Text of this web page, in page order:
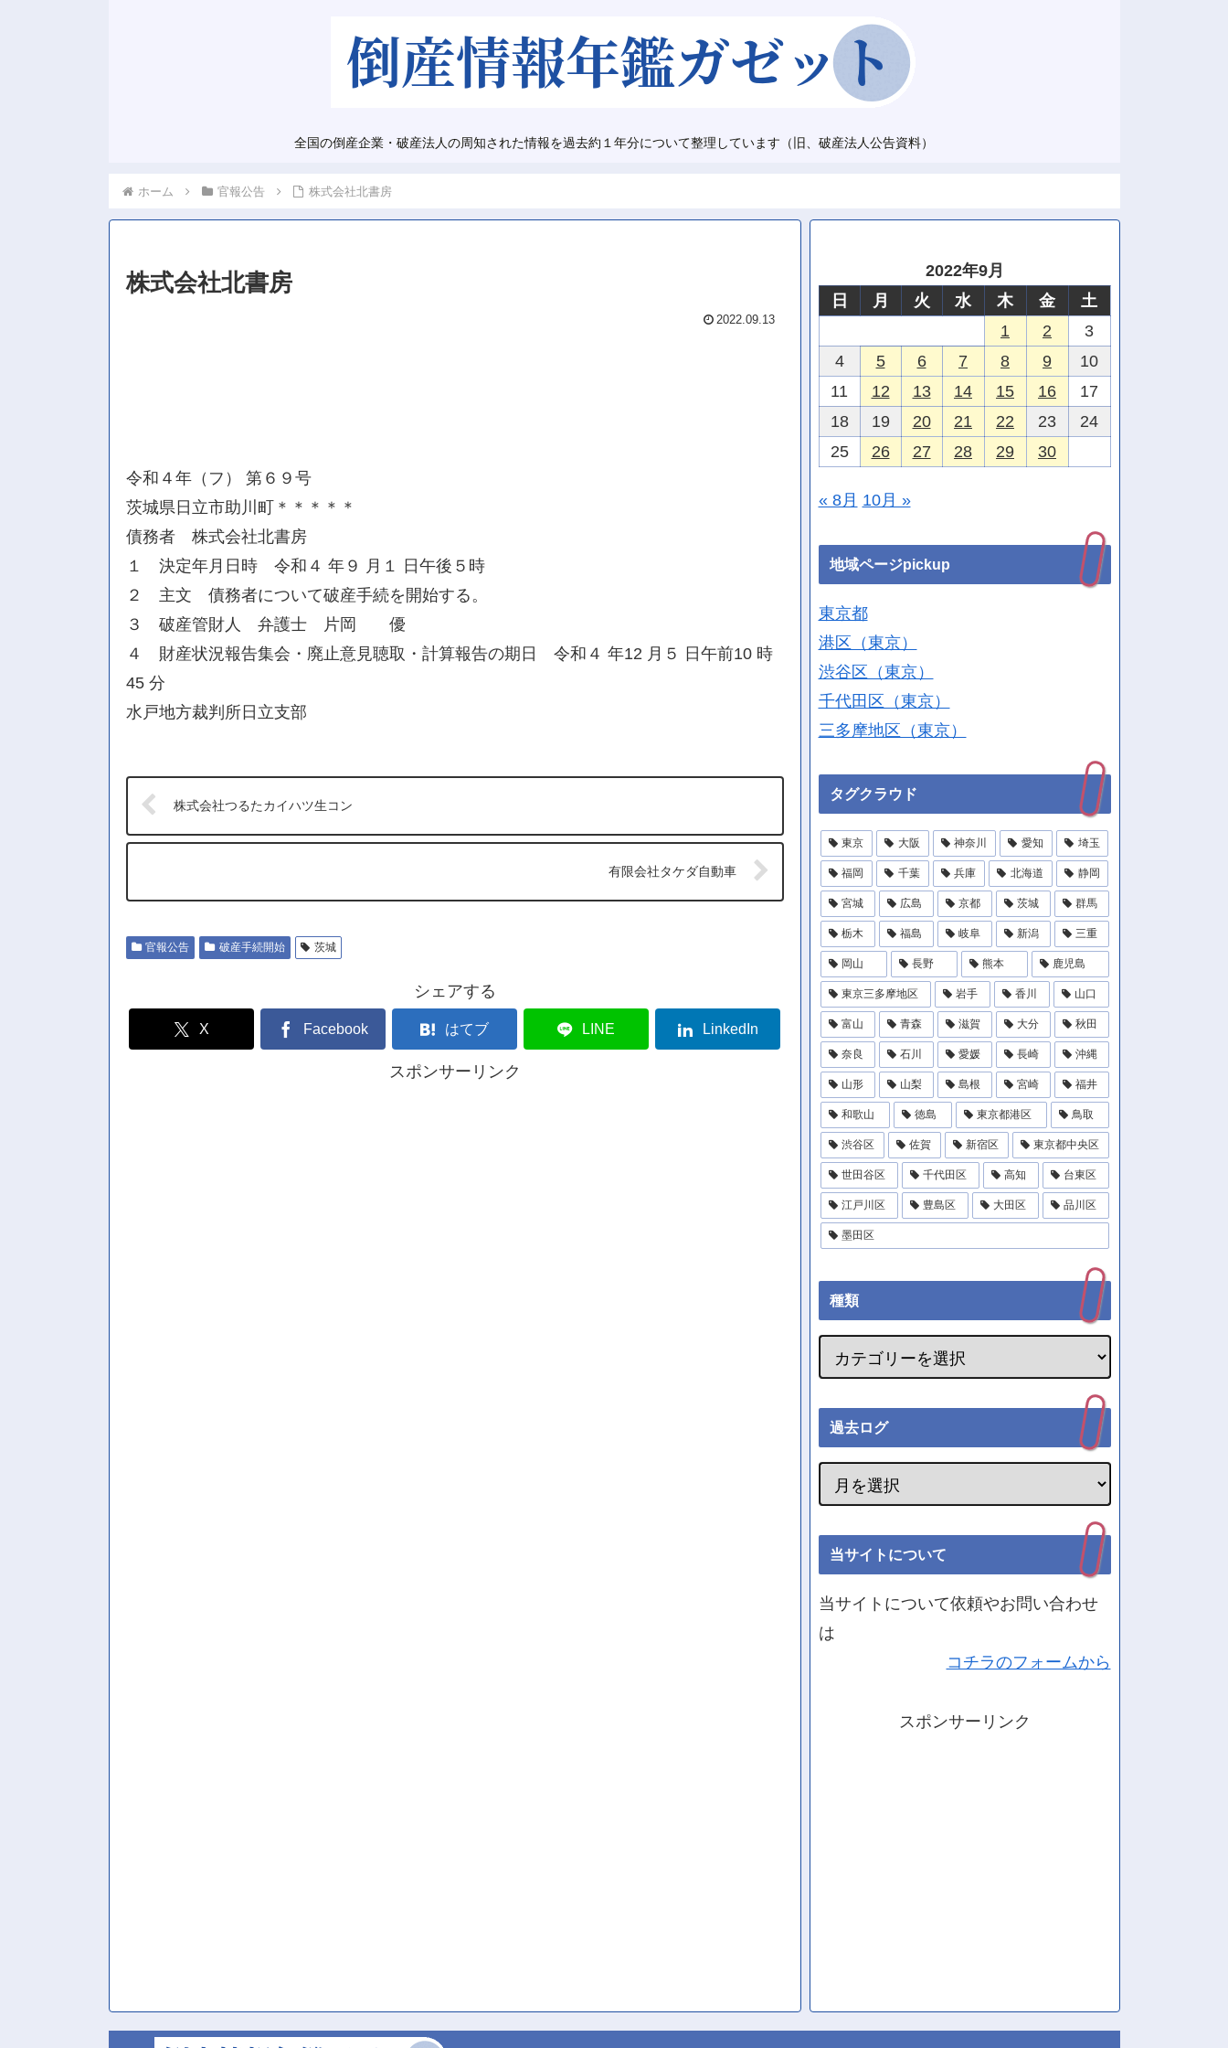
全国の倒産企業・破産法人の周知された情報を過去約１年分について整理しています（旧、破産法人公告資料）
ホーム 官報公告 株式会社北書房
株式会社北書房
2022.09.13
令和４年（フ） 第６９号
茨城県日立市助川町＊＊＊＊＊
債務者 株式会社北書房
１ 決定年月日時 令和４ 年９ 月１ 日午後５時
２ 主文 債務者について破産手続を開始する。
３ 破産管財人 弁護士 片岡 優
４ 財産状況報告集会・廃止意見聴取・計算報告の期日 令和４ 年12 月５ 日午前10 時
45 分
水戸地方裁判所日立支部
株式会社つるたカイハツ生コン
有限会社タケダ自動車
官報公告 破産手続開始 茨城
シェアする
X Facebook はてブ LINE LinkedIn
スポンサーリンク
2022年9月
日
月 火 水 木 金
土
1
2
3
4
5 6 7 8 9
10
11
12 13 14 15 16
17
18
19 20 21 22 23
24
25
26 27 28 29 30
« 8月 10月 »
地域ページpickup
東京都
港区（東京）
渋谷区（東京）
千代田区（東京）
三多摩地区（東京）
タグクラウド
東京 大阪 神奈川 愛知 埼玉
福岡 千葉 兵庫 北海道 静岡
宮城 広島 京都 茨城 群馬
栃木 福島 岐阜 新潟 三重
岡山 長野 熊本 鹿児島
東京三多摩地区 岩手 香川 山口
富山 青森 滋賀 大分 秋田
奈良 石川 愛媛 長崎 沖縄
山形 山梨 島根 宮崎 福井
和歌山 徳島 東京都港区 鳥取
渋谷区 佐賀 新宿区 東京都中央区
世田谷区 千代田区 高知 台東区
江戸川区 豊島区 大田区 品川区
墨田区
種類
過去ログ
当サイトについて
当サイトについて依頼やお問い合わせ
は
コチラのフォームから
スポンサーリンク